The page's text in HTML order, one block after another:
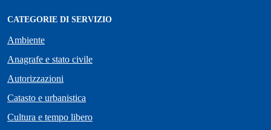
CATEGORIE DI SERVIZIO
Ambiente
Anagrafe e stato civile
Autorizzazioni
Catasto e urbanistica
Cultura e tempo libero